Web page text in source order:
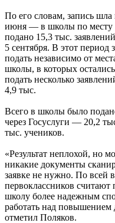
По его словам, запись
июня — в школы по месту
подано 15,3 тыс.
5 сентября. В этот
подать независимо от
школы, в которых
подать несколько
4,9 тыс.
Всего в школы было
через Госуслуги — 20,2
тыс. учеников.
«Результат неплохой, но
никакие документы
заявке не нужно. По всей
первоклассников считают
школу более надежным
работать над повышением
отметил Поляков.